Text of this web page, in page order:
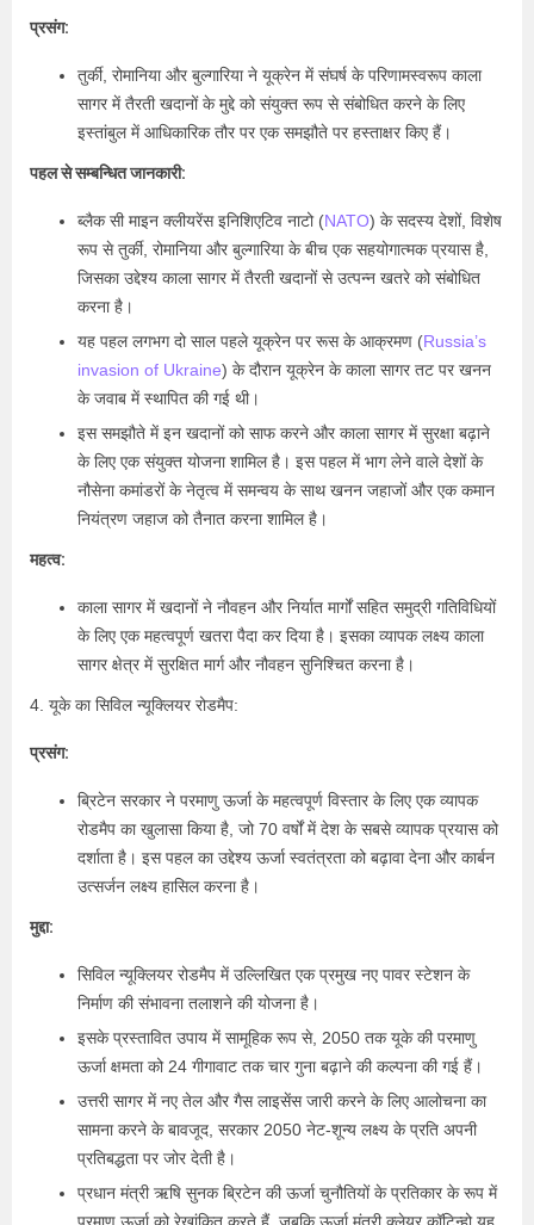
प्रसंग:
तुर्की, रोमानिया और बुल्गारिया ने यूक्रेन में संघर्ष के परिणामस्वरूप काला
सागर में तैरती खदानों के मुद्दे को संयुक्त रूप से संबोधित करने के लिए
इस्तांबुल में आधिकारिक तौर पर एक समझौते पर हस्ताक्षर किए हैं।
पहल से सम्बन्धित जानकारी:
ब्लैक सी माइन क्लीयरेंस इनिशिएटिव नाटो (NATO) के सदस्य देशों, विशेष
रूप से तुर्की, रोमानिया और बुल्गारिया के बीच एक सहयोगात्मक प्रयास है,
जिसका उद्देश्य काला सागर में तैरती खदानों से उत्पन्न खतरे को संबोधित
करना है।
यह पहल लगभग दो साल पहले यूक्रेन पर रूस के आक्रमण (Russia’s
invasion of Ukraine) के दौरान यूक्रेन के काला सागर तट पर खनन
के जवाब में स्थापित की गई थी।
इस समझौते में इन खदानों को साफ करने और काला सागर में सुरक्षा बढ़ाने
के लिए एक संयुक्त योजना शामिल है। इस पहल में भाग लेने वाले देशों के
नौसेना कमांडरों के नेतृत्व में समन्वय के साथ खनन जहाजों और एक कमान
नियंत्रण जहाज को तैनात करना शामिल है।
महत्व:
काला सागर में खदानों ने नौवहन और निर्यात मार्गों सहित समुद्री गतिविधियों
के लिए एक महत्वपूर्ण खतरा पैदा कर दिया है। इसका व्यापक लक्ष्य काला
सागर क्षेत्र में सुरक्षित मार्ग और नौवहन सुनिश्चित करना है।
4. यूके का सिविल न्यूक्लियर रोडमैप:
प्रसंग:
ब्रिटेन सरकार ने परमाणु ऊर्जा के महत्वपूर्ण विस्तार के लिए एक व्यापक
रोडमैप का खुलासा किया है, जो 70 वर्षों में देश के सबसे व्यापक प्रयास को
दर्शाता है। इस पहल का उद्देश्य ऊर्जा स्वतंत्रता को बढ़ावा देना और कार्बन
उत्सर्जन लक्ष्य हासिल करना है।
मुद्दा:
सिविल न्यूक्लियर रोडमैप में उल्लिखित एक प्रमुख नए पावर स्टेशन के
निर्माण की संभावना तलाशने की योजना है।
इसके प्रस्तावित उपाय में सामूहिक रूप से, 2050 तक यूके की परमाणु
ऊर्जा क्षमता को 24 गीगावाट तक चार गुना बढ़ाने की कल्पना की गई हैं।
उत्तरी सागर में नए तेल और गैस लाइसेंस जारी करने के लिए आलोचना का
सामना करने के बावजूद, सरकार 2050 नेट-शून्य लक्ष्य के प्रति अपनी
प्रतिबद्धता पर जोर देती है।
प्रधान मंत्री ऋषि सुनक ब्रिटेन की ऊर्जा चुनौतियों के प्रतिकार के रूप में